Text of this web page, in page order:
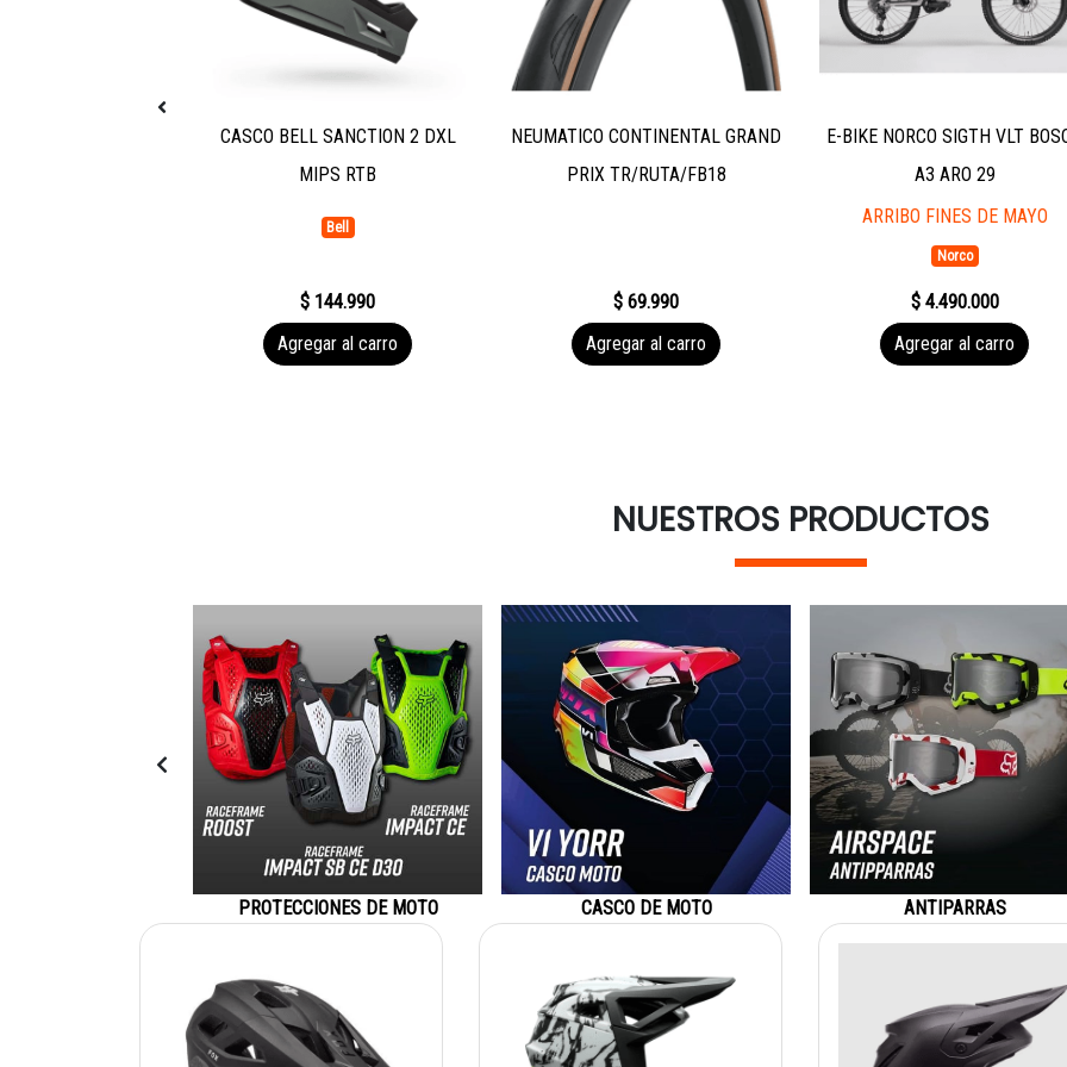
CASCO BELL SANCTION 2 DXL
MIPS RTB
Bell
$ 144.990
Agregar al carro
NEUMATICO CONTINENTAL GRAND
PRIX TR/RUTA/FB18
$ 69.990
Agregar al carro
E-BIKE NORCO SIGTH VLT
A3 ARO 29
ARRIBO FINES DE MAYO
Norco
$ 4.490.000
Agregar al carro
NUESTROS PRODUCTOS
PROTECCIONES DE MOTO CASCO DE MOTO ANTIPARRAS